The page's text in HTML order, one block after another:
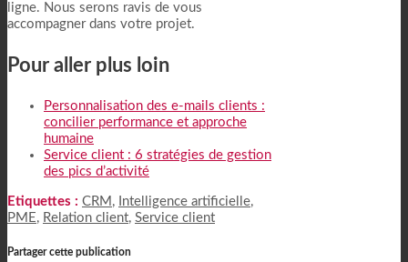
ligne. Nous serons ravis de vous
accompagner dans votre projet.
Pour aller plus loin
Personnalisation des e-mails clients :
concilier performance et approche
humaine
Service client : 6 stratégies de gestion
des pics d’activité
Etiquettes : CRM , Intelligence artificielle,
PME, Relation client, Service client
Partager cette publication